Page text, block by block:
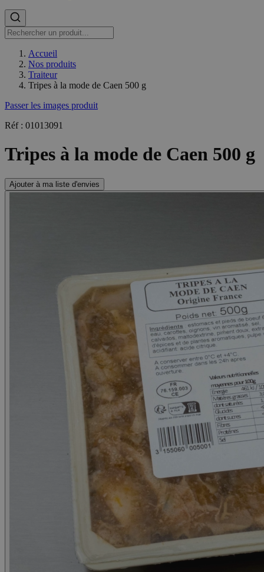
Accueil
Nos produits
Traiteur
Tripes à la mode de Caen 500 g
Passer les images produit
Réf : 01013091
Tripes à la mode de Caen 500 g
Ajouter à ma liste d'envies